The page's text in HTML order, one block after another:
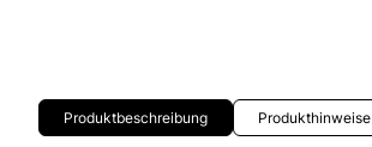
Produktbeschreibung Produkthinweise